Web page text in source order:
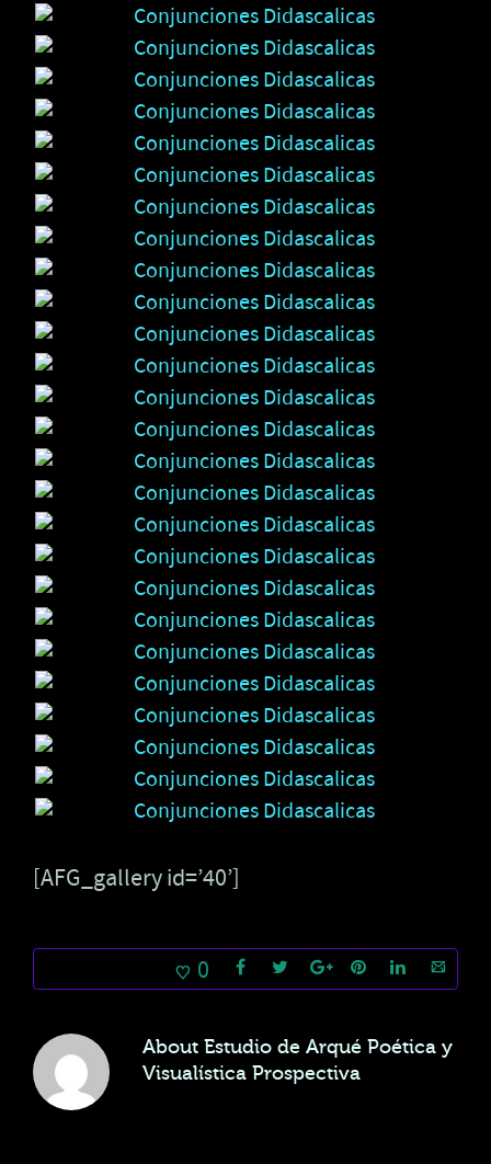
[AFG_gallery id=’40’]
0
About Estudio de Arqué Poética y
Visualística Prospectiva